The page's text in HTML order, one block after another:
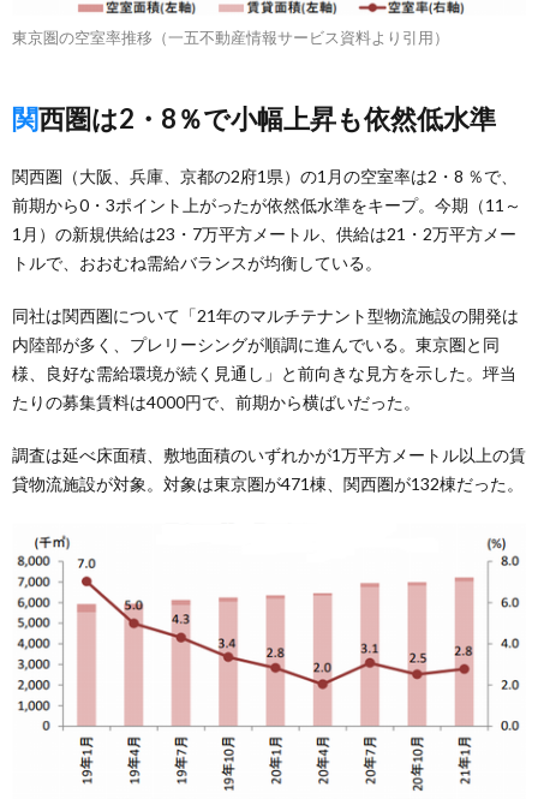
東京圏の空室率推移（一五不動産情報サービス資料より引用）
関西圏は2・8％で小幅上昇も依然低水準
関西圏（大阪、兵庫、京都の2府1県）の1月の空室率は2・8 ％で、
前期から0・3ポイント上がったが依然低水準をキープ。今期（11～
1月）の新規供給は23・7万平方メートル、供給は21・2万平方メー
トルで、おおむね需給バランスが均衡している。
同社は関西圏について「21年のマルチテナント型物流施設の開発は
内陸部が多く、プレリーシングが順調に進んでいる。東京圏と同
様、良好な需給環境が続く見通し」と前向きな見方を示した。坪当
たりの募集賃料は4000円で、前期から横ばいだった。
調査は延べ床面積、敷地面積のいずれかが1万平方メートル以上の賃
貸物流施設が対象。対象は東京圏が471棟、関西圏が132棟だった。